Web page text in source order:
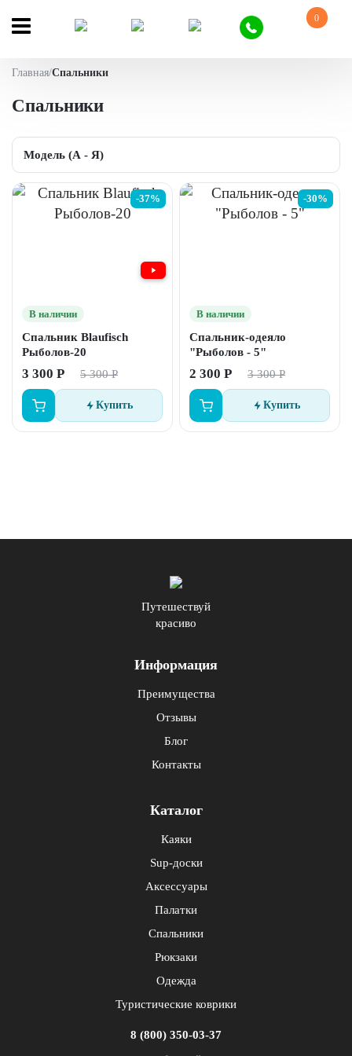
0
Главная/Спальники
Спальники
-37%
В наличии
Спальник Blaufisch
Рыболов-20
3 300 Р 5 300 Р
Купить
-30%
В наличии
Спальник-одеяло
"Рыболов - 5"
2 300 Р 3 300 Р
Купить
Путешествуй
красиво
Информация
Преимущества
Отзывы
Блог
Контакты
Каталог
Каяки
Sup-доски
Аксессуары
Палатки
Спальники
Рюкзаки
Одежда
Туристические коврики
8 (800) 350-03-37